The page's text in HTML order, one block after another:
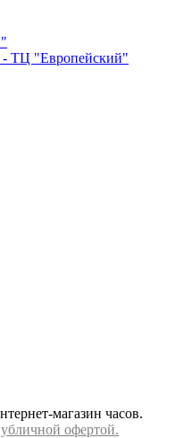
- ТЦ "Европейский"
магазин часов.
офертой.